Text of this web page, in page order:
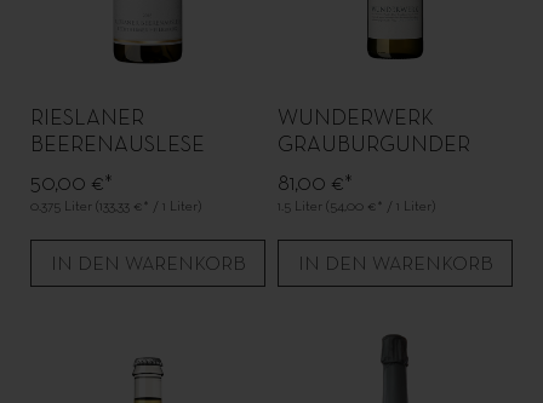
RIESLANER
BEERENAUSLESE
BECHTHEIMER HEILIG-
KREUZ
50,00 €*
0.375 Liter (133,33 €* / 1 Liter)
IN DEN WARENKORB
WUNDERWERK
GRAUBURGUNDER
MAGNUM
81,00 €*
1.5 Liter (54,00 €* / 1 Liter)
IN DEN WARENKORB